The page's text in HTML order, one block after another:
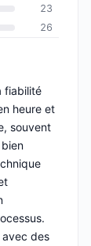
23
26
fiabilité
heure et
souvent
des